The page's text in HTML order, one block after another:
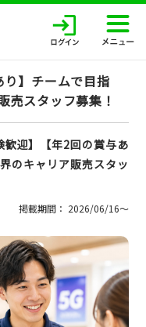
り】チームで目指
売スタッフ募集！
迎】【年2回の賞与あ
のキャリア販売スタッ
掲載期間： 2026/06/16〜